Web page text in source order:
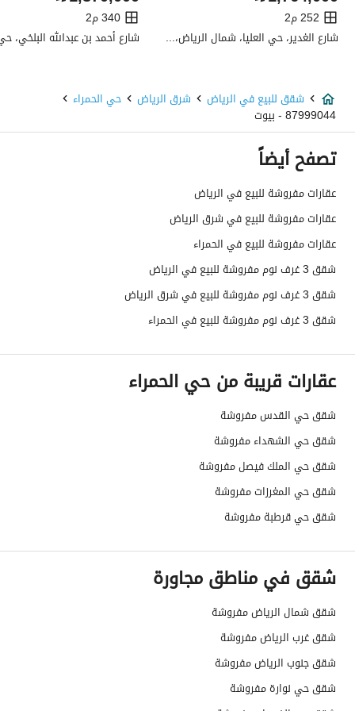
صرف صحي
هاتف
نعم
تفاصيل اضافية
عمر العقار
عرض الشارع
0
رقم المخطط
2905
رقم صك الملكية
718501003531
واجهة العقار
الضمانات والمدة
-
قنوات الاعلان
هل يوجد اي التزام على
العقار ؟
مطابقة لكود البناء
العقار مرهون
لا
العقار مقيد
رقم الأرض
ملاحظات
252 م2
شارع الغدير، حي العليا، شمال الرياض، الرياض
340 م2
شقق للبيع في الرياض شرق الرياض حي الحمراء
87999044 - بيوت
تصفح أيضاً
عقارات مفروشة للبيع في الرياض
عقارات مفروشة للبيع في شرق الرياض
عقارات مفروشة للبيع في الحمراء
شقق 3 غرف نوم مفروشة للبيع في الرياض
شقق 3 غرف نوم مفروشة للبيع في شرق الرياض
شقق 3 غرف نوم مفروشة للبيع في الحمراء
عقارات قريبة من حي الحمراء
شقق حي القدس مفروشة
شقق حي الشهداء مفروشة
شقق حي الملك فيصل مفروشة
شقق حي المغرزات مفروشة
شقق حي قرطبة مفروشة
شقق في مناطق مجاورة
شقق شمال الرياض مفروشة
شقق غرب الرياض مفروشة
شقق جنوب الرياض مفروشة
شقق حي نوارة مفروشة